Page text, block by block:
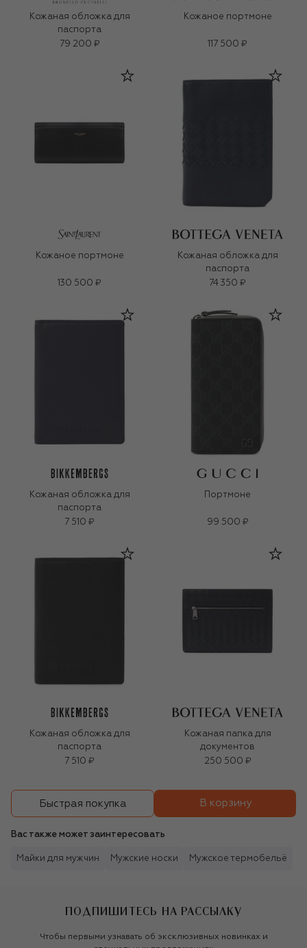
Кожаная обложка для
паспорта
79 200 ₽
Кожаное портмоне
117 500 ₽
Кожаное портмоне
130 500 ₽
Кожаная обложка для
паспорта
74 350 ₽
Кожаная обложка для
паспорта
7 510 ₽
Портмоне
99 500 ₽
Кожаная обложка для
паспорта
7 510 ₽
Кожаная папка для
документов
250 500 ₽
Быстрая покупка В корзину
Вас также может заинтересовать
Майки для мужчин Мужские носки Мужское термобельё
ПОДПИШИТЕСЬ НА РАССЫЛКУ
Чтобы первыми узнавать об эксклюзивных новинках и